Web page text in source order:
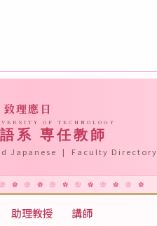
致理應日
OF TECHNOLOGY
系 専任教師
Japanese | Faculty Directory
助理教授 講師